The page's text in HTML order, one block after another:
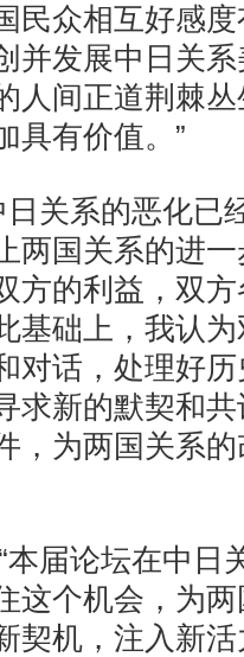
民众相互好感
并发展中日关
人间正道荆棘
具有价值。”
关系的恶化已
两国关系的进
方的利益，双
基础上，我认
对话，处理好
求新的默契和
，为两国关系
届论坛在中日
这个机会，为
契机，注入新活